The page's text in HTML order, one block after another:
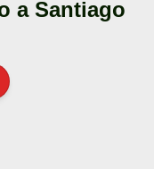
a Santiago